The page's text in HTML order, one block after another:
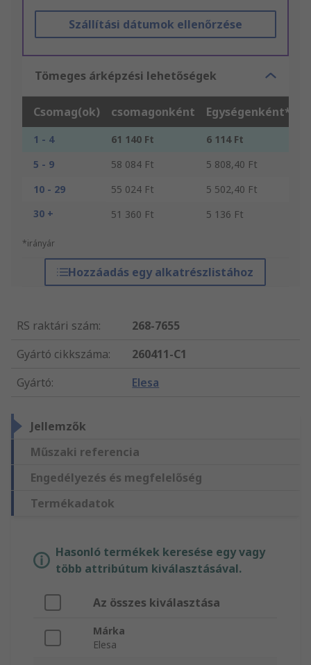
Szállítási dátumok ellenőrzése
Tömeges árképzési lehetőségek
Csomag(ok) csomagonként Egységenként*
1 - 4 61 140 Ft
6 114 Ft
5 - 9
58 084 Ft
5 808,40 Ft
10 - 29
55 024 Ft
5 502,40 Ft
30 +
51 360 Ft 5 136 Ft
*irányár
Hozzáadás egy alkatrészlistához
RS raktári szám:
268-7655
Gyártó cikkszáma:
260411-C1
Gyártó: Elesa
Jellemzők
Műszaki referencia
Engedélyezés és megfelelőség
Termékadatok
Hasonló termékek keresése egy vagy
több attribútum kiválasztásával.
Az összes kiválasztása
Márka
Elesa